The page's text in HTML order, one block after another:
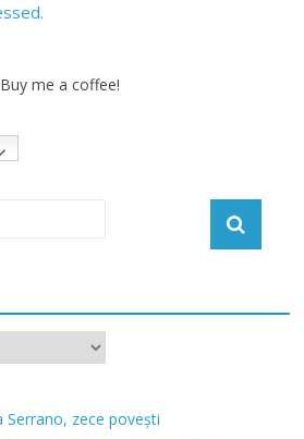
Buy me a coffee!
Serrano, zece povești